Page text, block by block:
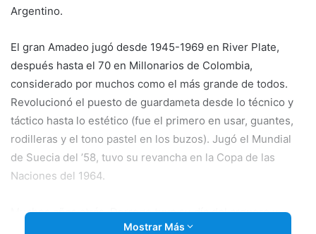
Argentino.
El gran Amadeo jugó desde 1945-1969 en River Plate,
después hasta el 70 en Millonarios de Colombia,
considerado por muchos como el más grande de todos.
Revolucionó el puesto de guardameta desde lo técnico y
táctico hasta lo estético (fue el primero en usar, guantes,
rodilleras y el tono pastel en los buzos). Jugó el Mundial
de Suecia del ’58, tuvo su revancha en la Copa de las
Naciones del 1964.
Muchos años atrás, Dorrego tuvo su día del arquero y,
precisamente, con Amadeo.Mostrar Más